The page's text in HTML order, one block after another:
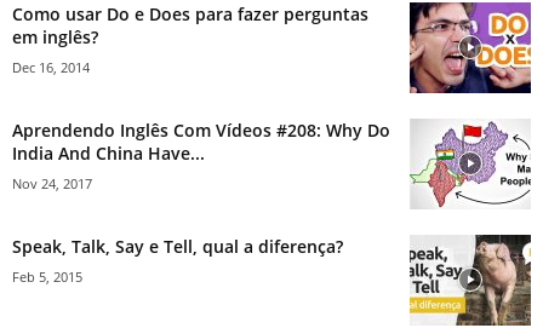
Como usar Do e Does para fazer perguntas
em inglês?
Dec 16, 2014
Aprendendo Inglês Com Vídeos #208: Why Do
India And China Have...
Nov 24, 2017
Speak, Talk, Say e Tell, qual a diferença?
Feb 5, 2015